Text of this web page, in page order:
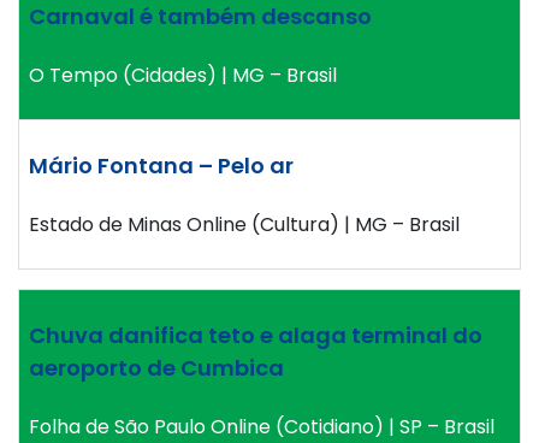
Carnaval é também descanso
O Tempo (Cidades) | MG – Brasil
Mário Fontana – Pelo ar
Estado de Minas Online (Cultura) | MG – Brasil
Chuva danifica teto e alaga terminal do
aeroporto de Cumbica
Folha de São Paulo Online (Cotidiano) | SP – Brasil